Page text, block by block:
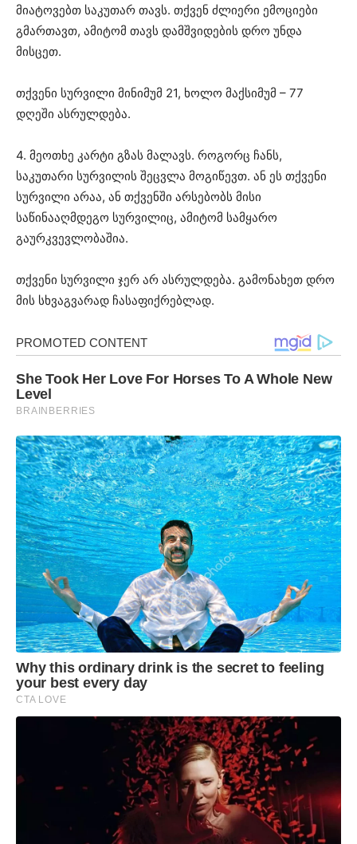
მიატოვებთ საკუთარ თავს. თქვენ ძლიერი ემოციები
გმართავთ, ამიტომ თავს დამშვიდების დრო უნდა
მისცეთ.
თქვენი სურვილი მინიმუმ 21, ხოლო მაქსიმუმ – 77
დღეში ასრულდება.
4. მეოთხე კარტი გზას მალავს. როგორც ჩანს,
საკუთარი სურვილის შეცვლა მოგიწევთ. ან ეს თქვენი
სურვილი არაა, ან თქვენში არსებობს მისი
საწინააღმდეგო სურვილიც, ამიტომ სამყარო
გაურკვევლობაშია.
თქვენი სურვილი ჯერ არ ასრულდება. გამონახეთ დრო
მის სხვაგვარად ჩასაფიქრებლად.